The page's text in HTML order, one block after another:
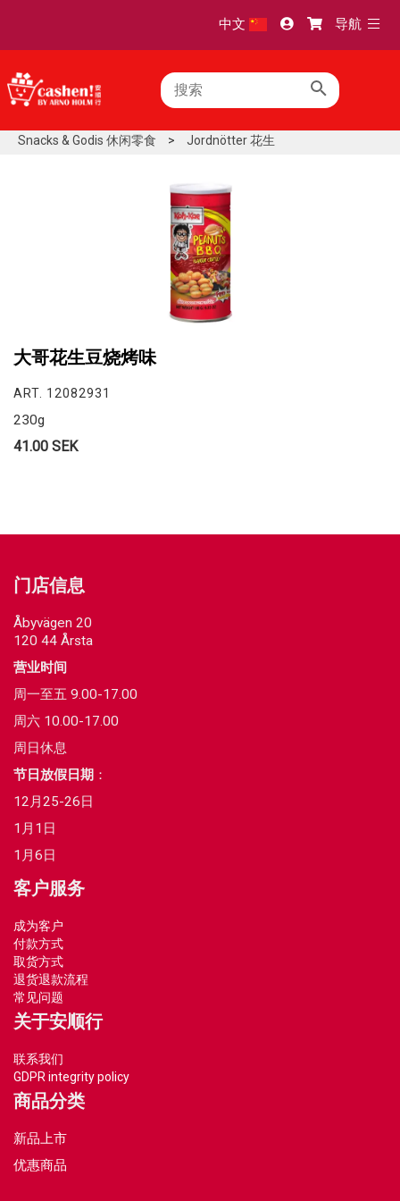
中文 导航
Snacks & Godis 休闲零食 > Jordnötter 花生
大哥花生豆烧烤味
ART. 12082931
230g
41.00 SEK
门店信息
Åbyvägen 20
120 44 Årsta
营业时间
周一至五 9.00-17.00
周六 10.00-17.00
周日休息
节日放假日期 ：
12月25-26日
1月1日
1月6日
客户服务
成为客户
付款方式
取货方式
退货退款流程
常见问题
关于安顺行
联系我们
GDPR integrity policy
商品分类
新品上市
优惠商品